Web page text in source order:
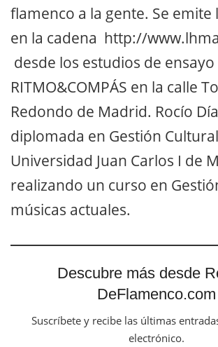
flamenco a la gente. Se emite
en la cadena http://
desde los estudios de ensayo
RITMO&COMPÁS en la calle
Redondo de Madrid. Rocío
diplomada en Gestión
Universidad Juan Carlos I de
realizando un curso en
músicas actuales.
Descubre más desde
DeFlamenco.com
Suscríbete y recibe las últimas
electrónico.